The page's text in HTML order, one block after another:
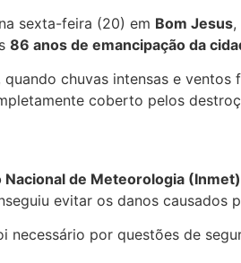
sexta-feira (20) em Bom Jesus,
86 anos de emancipação da
chuvas intensas e
coberto pelos
Nacional de Meteorologia (Inmet)
evitar os danos causados
necessário por questões de